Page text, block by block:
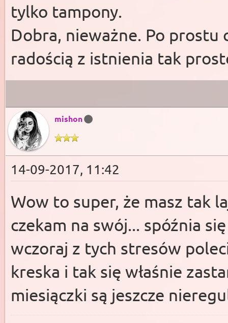
tylko tampony.
Dobra, nieważne. Po prostu
radością z istnienia tak
mishon
14-09-2017, 11:42
Wow to super, że masz tak
czekam na swój... spóźnia
wczoraj z tych stresów
kreska i tak się właśnie
miesiączki są jeszcze